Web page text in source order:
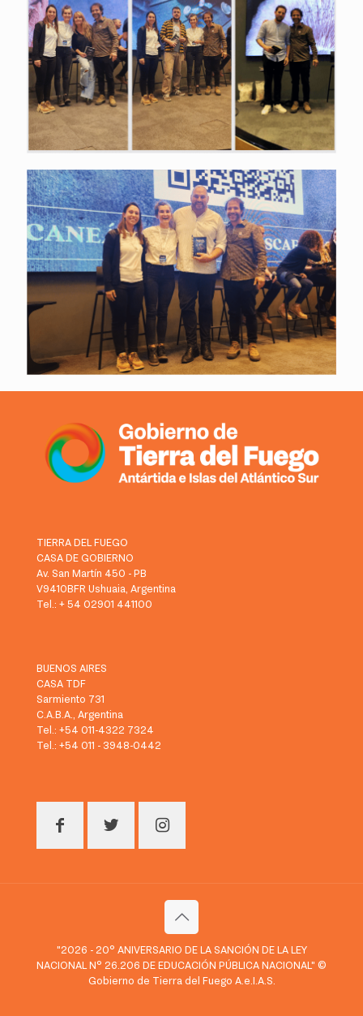
TIERRA DEL FUEGO
CASA DE GOBIERNO
Av. San Martín 450 - PB
V9410BFR Ushuaia, Argentina
Tel.: + 54 02901 441100
BUENOS AIRES
CASA TDF
Sarmiento 731
C.A.B.A., Argentina
Tel.: +54 011-4322 7324
Tel.: +54 011 - 3948-0442
"2026 - 20° ANIVERSARIO DE LA SANCIÓN DE LA LEY
NACIONAL N° 26.206 DE EDUCACIÓN PÚBLICA NACIONAL" ©
Gobierno de Tierra del Fuego A.e.I.A.S.